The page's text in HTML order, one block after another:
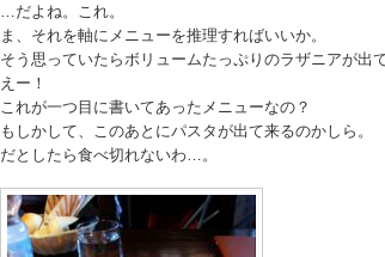
…だよね。これ。
ま、それを軸にメニューを推理すればいいか。
そう思っていたらボリュームたっぷりのラザニアが出
えー！
これが一つ目に書いてあったメニューなの？
もしかして、このあとにパスタが出て来るのかしら。
だとしたら食べ切れないわ…。